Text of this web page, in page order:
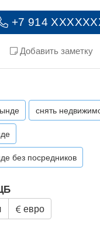
+7 914
Добавить заметку
снять
без посредников
евро